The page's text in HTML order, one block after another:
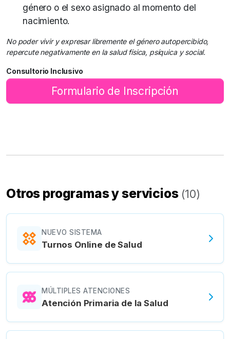
género o el sexo asignado al momento del
nacimiento.
No poder vivir y expresar libremente el género autopercibido,
repercute negativamente en la salud física, psíquica y social.
Consultorio Inclusivo
Formulario de Inscripción
Otros programas y servicios (10)
NUEVO SISTEMA
Turnos Online de Salud
MÚLTIPLES ATENCIONES
Atención Primaria de la Salud